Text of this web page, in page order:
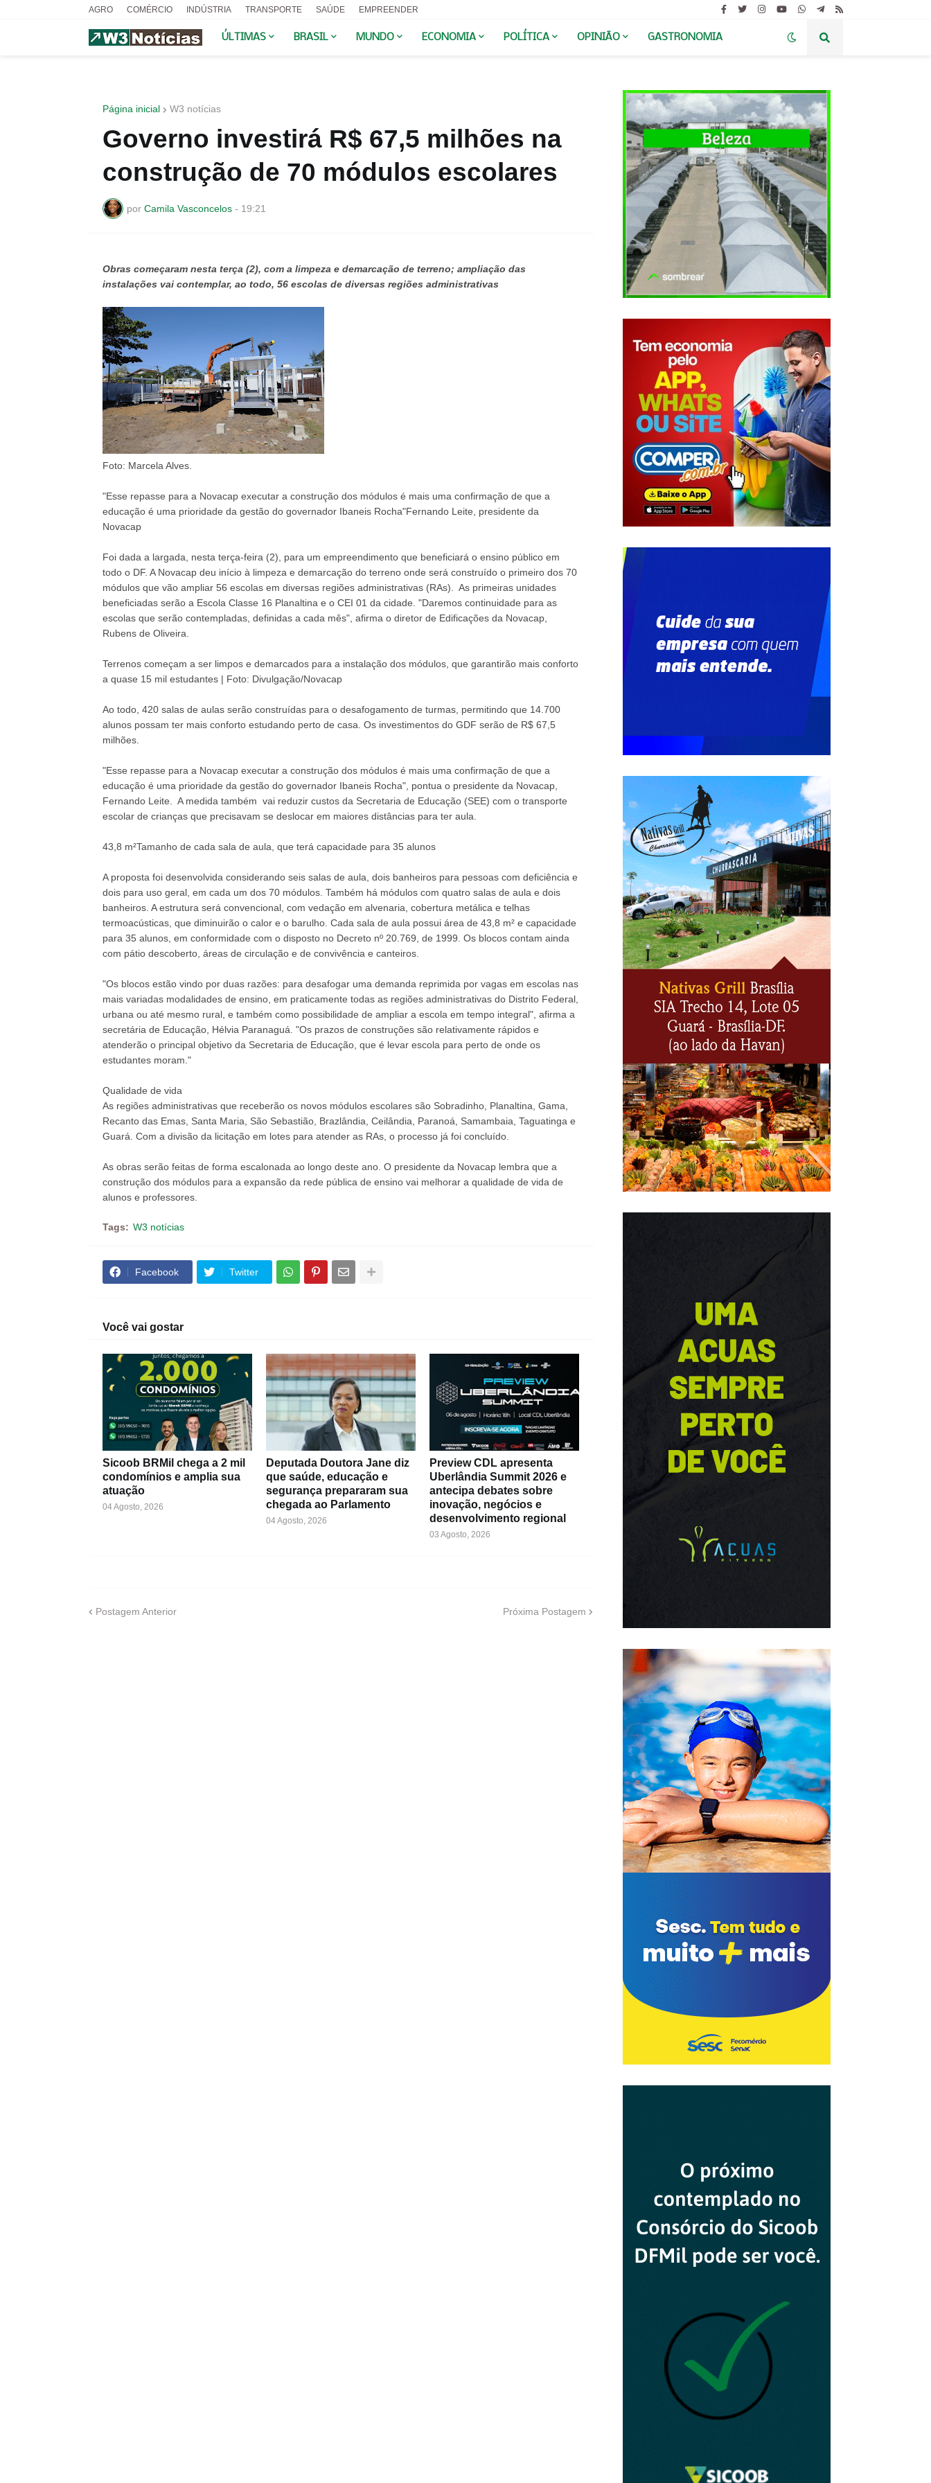
AGRO COMÉRCIO INDÚSTRIA TRANSPORTE SAÚDE EMPREENDER
ÚLTIMAS BRASIL MUNDO ECONOMIA POLÍTICA OPINIÃO GASTRONOMIA
Página inicial W3 notícias
Governo investirá R$ 67,5 milhões na
construção de 70 módulos escolares
por Camila Vasconcelos - 19:21
Obras começaram nesta terça (2), com a limpeza e demarcação de terreno; ampliação das
instalações vai contemplar, ao todo, 56 escolas de diversas regiões administrativas
Foto: Marcela Alves.
"Esse repasse para a Novacap executar a construção dos módulos é mais uma confirmação de que a
educação é uma prioridade da gestão do governador Ibaneis Rocha"Fernando Leite, presidente da
Novacap
Foi dada a largada, nesta terça-feira (2), para um empreendimento que beneficiará o ensino público em
todo o DF. A Novacap deu início à limpeza e demarcação do terreno onde será construído o primeiro dos 70
módulos que vão ampliar 56 escolas em diversas regiões administrativas (RAs). As primeiras unidades
beneficiadas serão a Escola Classe 16 Planaltina e o CEI 01 da cidade. "Daremos continuidade para as
escolas que serão contempladas, definidas a cada mês", afirma o diretor de Edificações da Novacap,
Rubens de Oliveira.
Terrenos começam a ser limpos e demarcados para a instalação dos módulos, que garantirão mais conforto
a quase 15 mil estudantes | Foto: Divulgação/Novacap
Ao todo, 420 salas de aulas serão construídas para o desafogamento de turmas, permitindo que 14.700
alunos possam ter mais conforto estudando perto de casa. Os investimentos do GDF serão de R$ 67,5
milhões.
"Esse repasse para a Novacap executar a construção dos módulos é mais uma confirmação de que a
educação é uma prioridade da gestão do governador Ibaneis Rocha", pontua o presidente da Novacap,
Fernando Leite. A medida também vai reduzir custos da Secretaria de Educação (SEE) com o transporte
escolar de crianças que precisavam se deslocar em maiores distâncias para ter aula.
43,8 m²Tamanho de cada sala de aula, que terá capacidade para 35 alunos
A proposta foi desenvolvida considerando seis salas de aula, dois banheiros para pessoas com deficiência e
dois para uso geral, em cada um dos 70 módulos. Também há módulos com quatro salas de aula e dois
banheiros. A estrutura será convencional, com vedação em alvenaria, cobertura metálica e telhas
termoacústicas, que diminuirão o calor e o barulho. Cada sala de aula possui área de 43,8 m² e capacidade
para 35 alunos, em conformidade com o disposto no Decreto nº 20.769, de 1999. Os blocos contam ainda
com pátio descoberto, áreas de circulação e de convivência e canteiros.
"Os blocos estão vindo por duas razões: para desafogar uma demanda reprimida por vagas em escolas nas
mais variadas modalidades de ensino, em praticamente todas as regiões administrativas do Distrito Federal,
urbana ou até mesmo rural, e também como possibilidade de ampliar a escola em tempo integral", afirma a
secretária de Educação, Hélvia Paranaguá. "Os prazos de construções são relativamente rápidos e
atenderão o principal objetivo da Secretaria de Educação, que é levar escola para perto de onde os
estudantes moram."
Qualidade de vida
As regiões administrativas que receberão os novos módulos escolares são Sobradinho, Planaltina, Gama,
Recanto das Emas, Santa Maria, São Sebastião, Brazlândia, Ceilândia, Paranoá, Samambaia, Taguatinga e
Guará. Com a divisão da licitação em lotes para atender as RAs, o processo já foi concluído.
As obras serão feitas de forma escalonada ao longo deste ano. O presidente da Novacap lembra que a
construção dos módulos para a expansão da rede pública de ensino vai melhorar a qualidade de vida de
alunos e professores.
Tags: W3 notícias
Facebook Twitter
Você vai gostar
Sicoob BRMil chega a 2 mil
condomínios e amplia sua
atuação
04 Agosto, 2026
Deputada Doutora Jane diz
que saúde, educação e
segurança prepararam sua
chegada ao Parlamento
04 Agosto, 2026
Preview CDL apresenta
Uberlândia Summit 2026 e
antecipa debates sobre
inovação, negócios e
desenvolvimento regional
03 Agosto, 2026
Postagem Anterior Próxima Postagem